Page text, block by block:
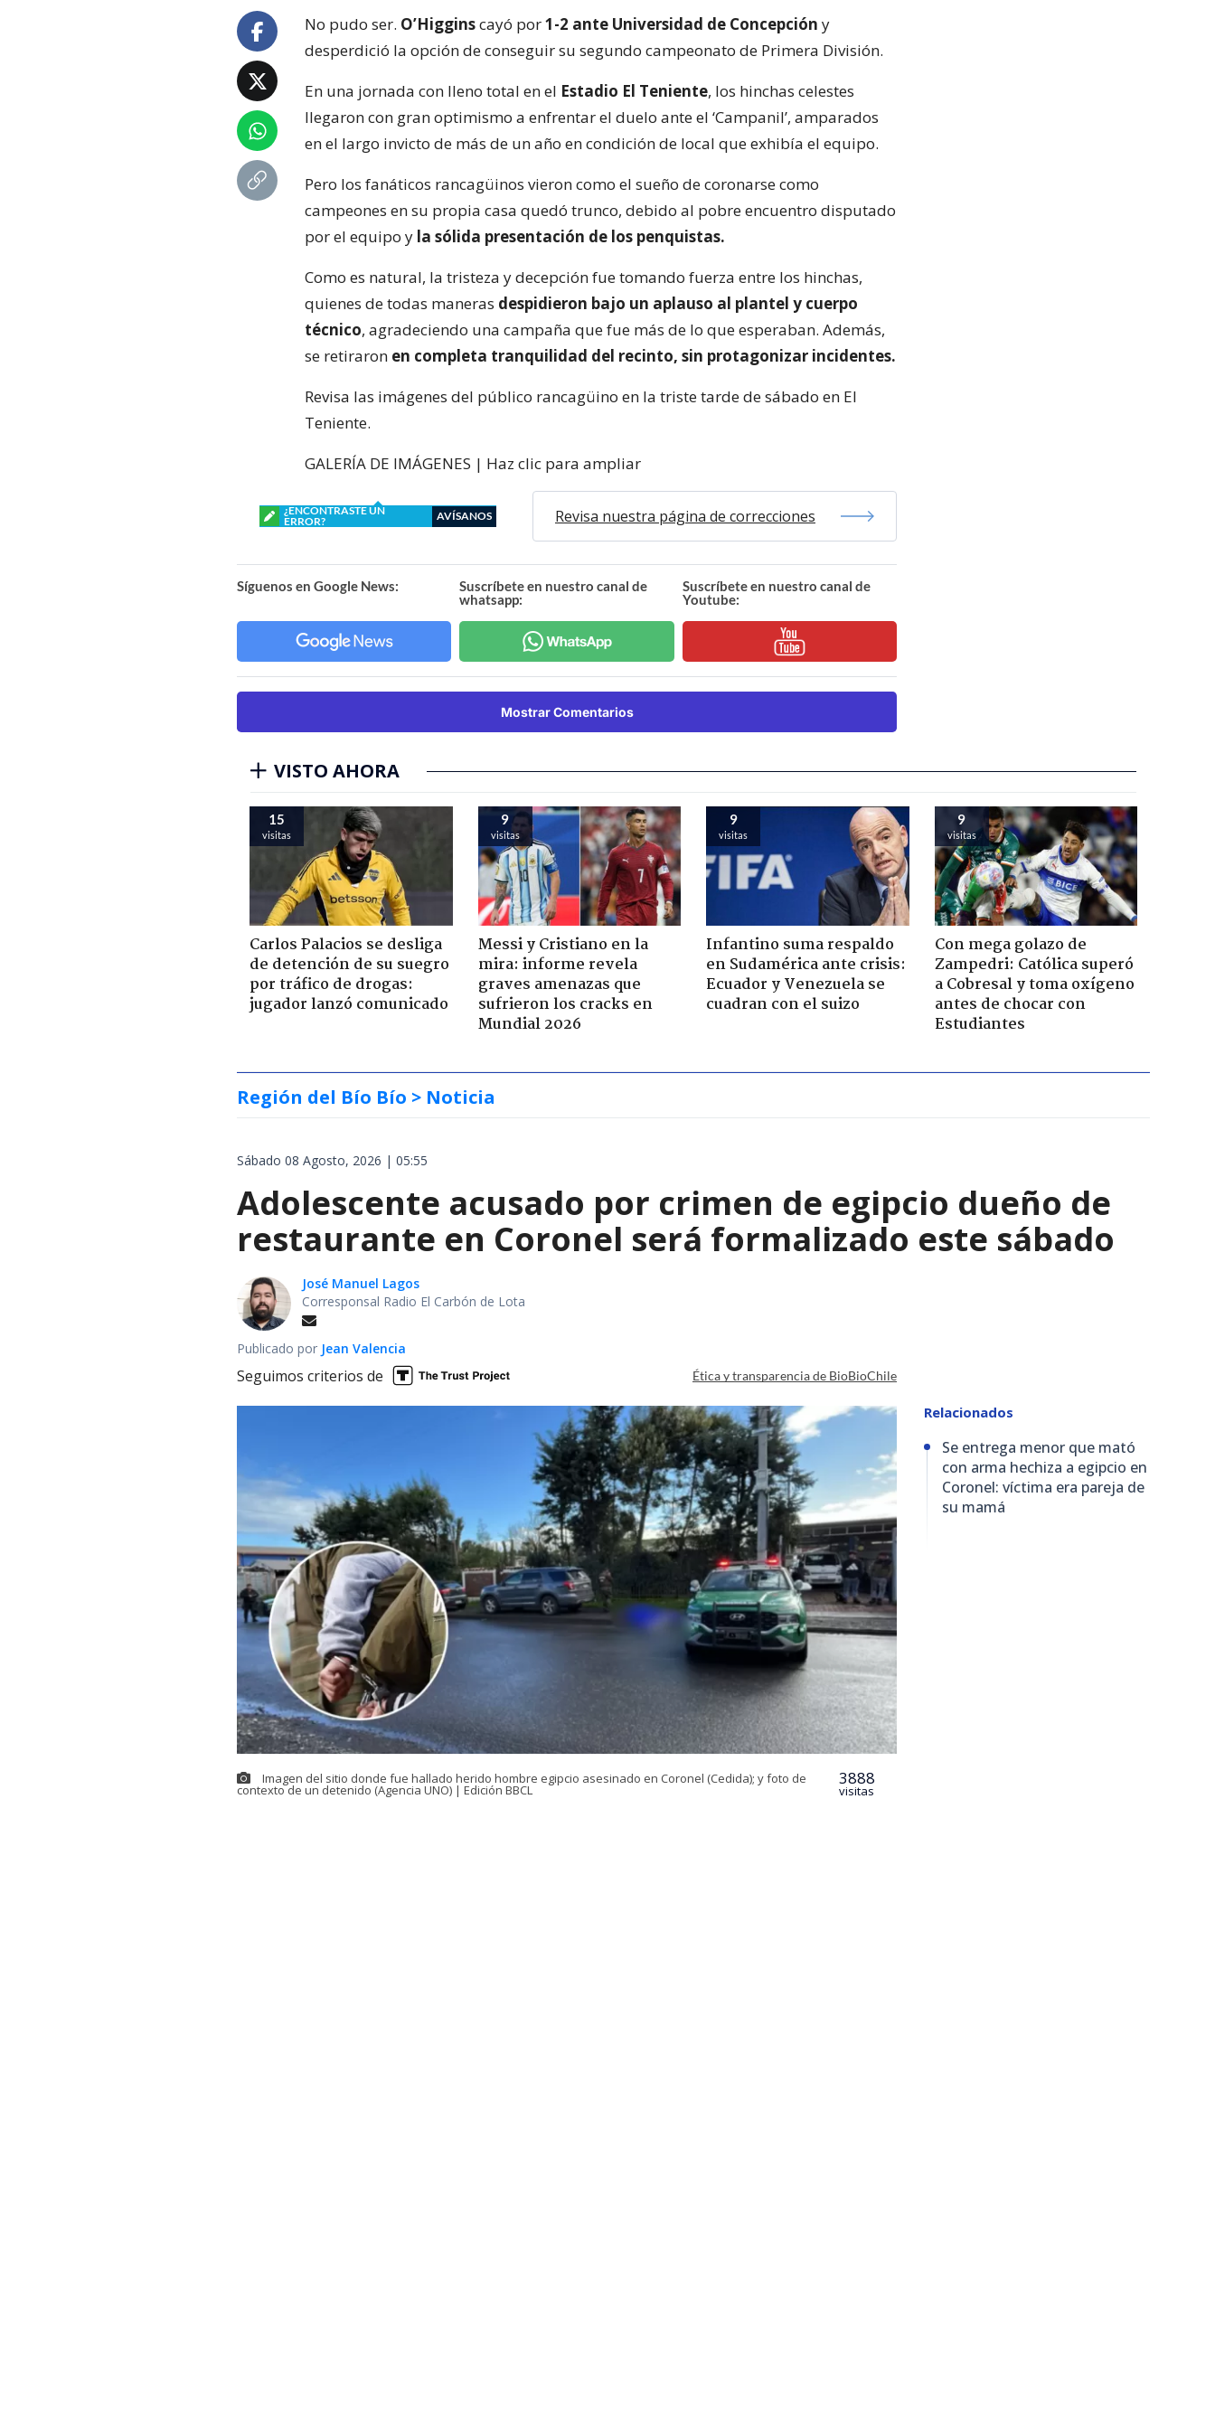
No pudo ser. O’Higginscayó por1-2 ante Universidad de Concepción y
desperdició la opción de conseguir su segundo campeonato de Primera División.
En una jornada con lleno total en el Estadio El Teniente, los hinchas celestes
llegaron con gran optimismo a enfrentar el duelo ante el ‘Campanil’, amparados
en el largo invicto de más de un año en condición de local que exhibía el equipo.
Pero los fanáticos rancagüinos vieron como el sueño de coronarse como
campeones en su propia casa quedó trunco, debido al pobre encuentro disputado
por el equipo y la sólida presentación de los penquistas.
Como es natural, la tristeza y decepción fue tomando fuerza entre los hinchas,
quienes de todas maneras despidieron bajo un aplauso al plantel y cuerpo
técnico, agradeciendo una campaña que fue más de lo que esperaban. Además,
se retiraron en completa tranquilidad del recinto, sin protagonizar incidentes.
Revisa las imágenes del público rancagüino en la triste tarde de sábado en El
Teniente.
GALERÍA DE IMÁGENES | Haz clic para ampliar
¿ENCONTRASTE UN
ERROR?
AVÍSANOS Revisa nuestra página de correcciones
Síguenos en Google News:
Suscríbete en nuestro canal de
whatsapp:
Suscríbete en nuestro canal de
Youtube:
Mostrar Comentarios
VISTO AHORA
15
visitas
Carlos Palacios se desliga
de detención de su suegro
por tráfico de drogas:
jugador lanzó comunicado
9
visitas
Messi y Cristiano en la
mira: informe revela
graves amenazas que
sufrieron los cracks en
Mundial 2026
9
visitas
Infantino suma respaldo
en Sudamérica ante crisis:
Ecuador y Venezuela se
cuadran con el suizo
9
visitas
Con mega golazo de
Zampedri: Católica superó
a Cobresal y toma oxígeno
antes de chocar con
Estudiantes
Región del Bío Bío > Noticia
Sábado 08 Agosto, 2026 | 05:55
Adolescente acusado por crimen de egipcio dueño de
restaurante en Coronel será formalizado este sábado
José Manuel Lagos
Corresponsal Radio El Carbón de Lota
Publicado por Jean Valencia
Seguimos criterios de Ética y transparencia de BioBioChile
Imagen del sitio donde fue hallado herido hombre egipcio asesinado en Coronel (Cedida); y foto de
contexto de un detenido (Agencia UNO) | Edición BBCL
3888
visitas
Relacionados
Se entrega menor que mató
con arma hechiza a egipcio en
Coronel: víctima era pareja de
su mamá